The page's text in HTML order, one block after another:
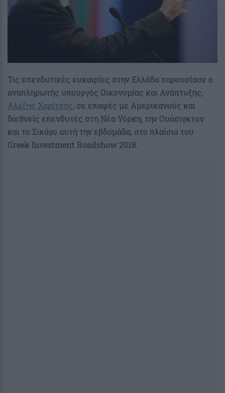
Τις επενδυτικές ευκαιρίες στην Ελλάδα παρουσίασε ο
αναπληρωτής υπουργός Οικονομίας και Ανάπτυξης,
Αλέξης Χαρίτσης, σε επαφές με Αμερικανούς και
διεθνείς επενδυτές στη Νέα Υόρκη, την Ουάσιγκτον
και το Σικάγο αυτή την εβδομάδα, στο πλαίσιο του
Greek Investment Roadshow 2018.